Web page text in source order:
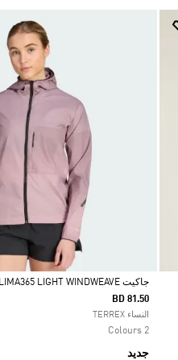
Selected
جاكيت TERREX XPERIOR CLIMA365 LIGHT WINDWEAVE
BD 81.50
النساء TERREX
2 Colours
جديد